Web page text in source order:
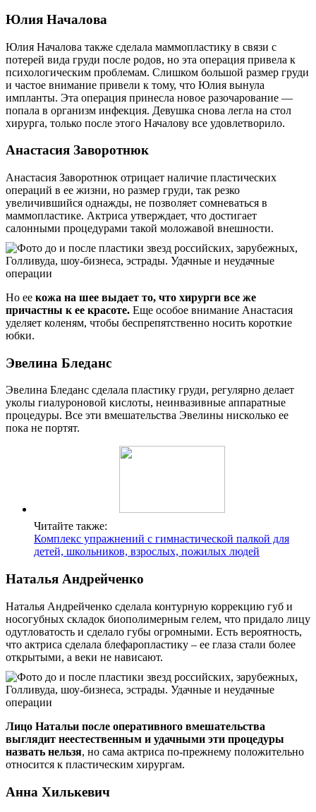
Юлия Началова
Юлия Началова также сделала маммопластику в связи с
потерей вида груди после родов, но эта операция привела к
психологическим проблемам. Слишком большой размер груди
и частое внимание привели к тому, что Юлия вынула
импланты. Эта операция принесла новое разочарование —
попала в организм инфекция. Девушка снова легла на стол
хирурга, только после этого Началову все удовлетворило.
Анастасия Заворотнюк
Анастасия Заворотнюк отрицает наличие пластических
операций в ее жизни, но размер груди, так резко
увеличившийся однажды, не позволяет сомневаться в
маммопластике. Актриса утверждает, что достигает
салонными процедурами такой моложавой внешности.
Но ее кожа на шее выдает то, что хирурги все же
причастны к ее красоте. Еще особое внимание Анастасия
уделяет коленям, чтобы беспрепятственно носить короткие
юбки.
Эвелина Бледанс
Эвелина Бледанс сделала пластику груди, регулярно делает
уколы гиалуроновой кислоты, неинвазивные аппаратные
процедуры. Все эти вмешательства Эвелины нисколько ее
пока не портят.
Читайте также:
Комплекс упражнений с гимнастической палкой для
детей, школьников, взрослых, пожилых людей
Наталья Андрейченко
Наталья Андрейченко сделала контурную коррекцию губ и
носогубных складок биополимерным гелем, что придало лицу
одутловатость и сделало губы огромными. Есть вероятность,
что актриса сделала блефаропластику – ее глаза стали более
открытыми, а веки не нависают.
Лицо Натальи после оперативного вмешательства
выглядит неестественным и удачными эти процедуры
назвать нельзя, но сама актриса по-прежнему положительно
относится к пластическим хирургам.
Анна Хилькевич